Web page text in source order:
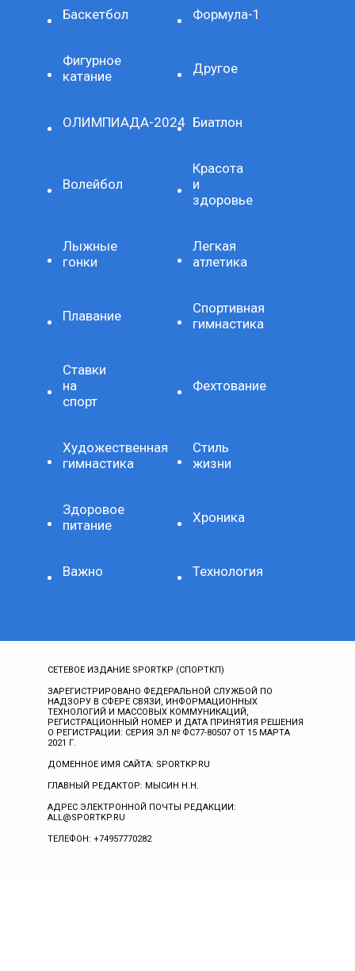
Баскетбол Формула-1
Фигурное
катание
Другое
ОЛИМПИАДА-2024 Биатлон
Волейбол
Красота
и
здоровье
Лыжные
гонки
Легкая
атлетика
Плавание
Спортивная
гимнастика
Ставки
на
спорт
Фехтование
Художественная
гимнастика
Стиль
жизни
Здоровое
питание
Хроника
Важно Технология
СЕТЕВОЕ ИЗДАНИЕ SPORTKP (СПОРТКП)
ЗАРЕГИСТРИРОВАНО ФЕДЕРАЛЬНОЙ СЛУЖБОЙ ПО
НАДЗОРУ В СФЕРЕ СВЯЗИ, ИНФОРМАЦИОННЫХ
ТЕХНОЛОГИЙ И МАССОВЫХ КОММУНИКАЦИЙ,
РЕГИСТРАЦИОННЫЙ НОМЕР И ДАТА ПРИНЯТИЯ РЕШЕНИЯ
О РЕГИСТРАЦИИ: СЕРИЯ ЭЛ № ФС77-80507 ОТ 15 МАРТА
2021 Г.
ДОМЕННОЕ ИМЯ САЙТА: SPORTKP.RU
ГЛАВНЫЙ РЕДАКТОР: МЫСИН Н.Н.
АДРЕС ЭЛЕКТРОННОЙ ПОЧТЫ РЕДАКЦИИ:
ALL@SPORTKP.RU
ТЕЛЕФОН: +74957770282